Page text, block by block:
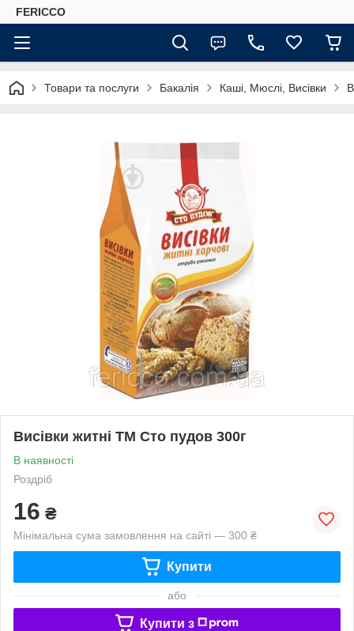
FERICCO
Товари та послуги Бакалія Каші, Мюслі, Висівки
Висівки житні ТМ Сто пудов 300г
В наявності
Роздріб
16 ₴
Мінімальна сума замовлення на сайті — 300 ₴
Купити
або
Купити з